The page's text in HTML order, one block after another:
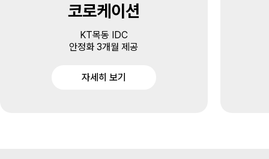
코로케이션
KT목동 IDC
안정화 3개월 제공
자세히 보기